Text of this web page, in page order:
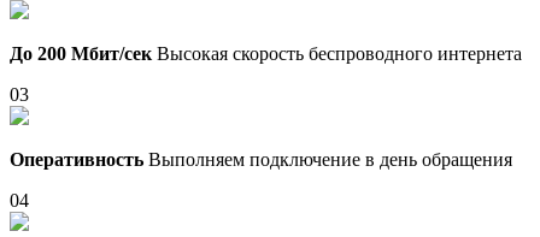
До 200 Мбит/сек Высокая скорость беспроводного интернета
03
Оперативность Выполняем подключение в день обращения
04